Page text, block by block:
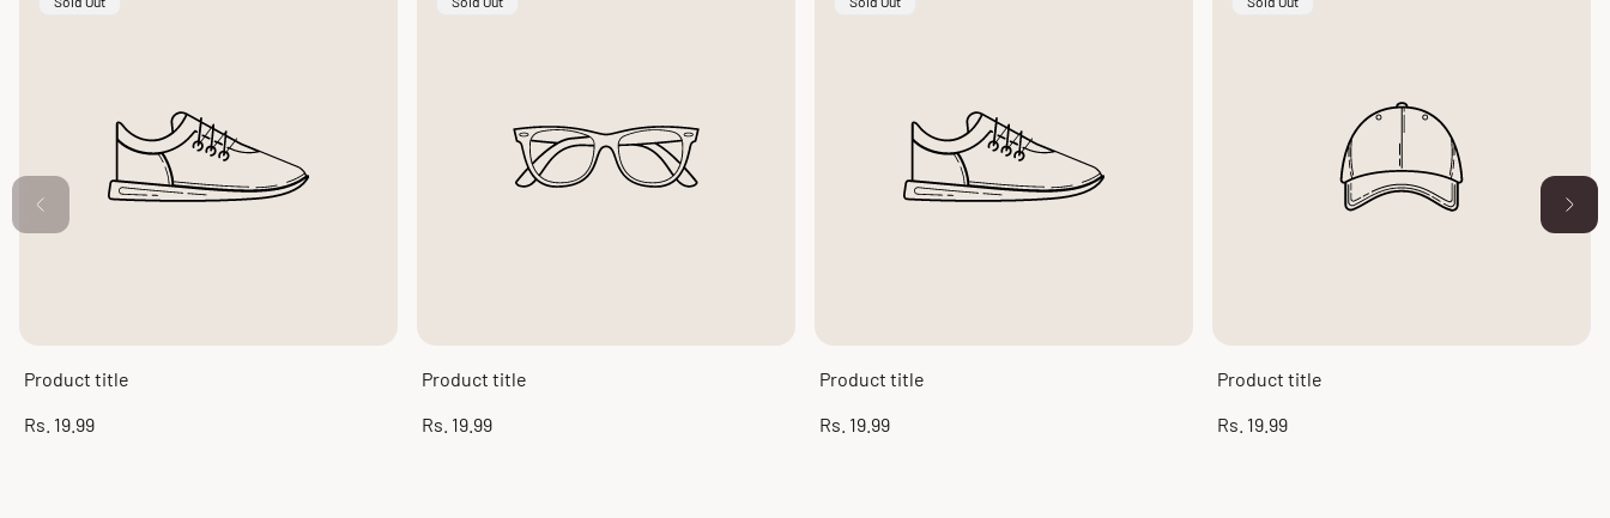
Product title
Regular
Rs. 19.99
Product title
Regular
Rs. 19.99
Product title
Regular
Rs. 19.99
Product title
Regular
Rs. 19.99